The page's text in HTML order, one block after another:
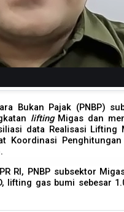
Bukan Pajak (PNBP)
liftingMigas dan
data Realisasi
Koordinasi
RI, PNBP subsektor
gas bumi sebesar